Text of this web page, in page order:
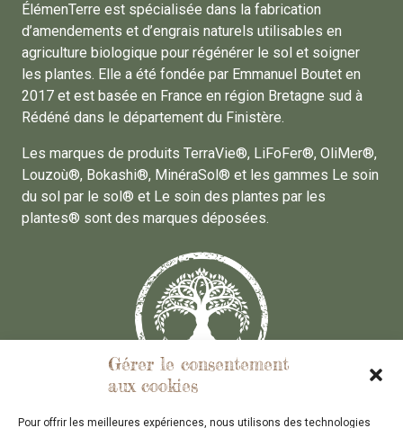
Gérer le consentement
aux cookies
Pour offrir les meilleures expériences, nous utilisons des technologies
ÉlémenTerre est spécialisée dans la fabrication
d’amendements et d’engrais naturels utilisables en
agriculture biologique pour régénérer le sol et soigner
les plantes. Elle a été fondée par Emmanuel Boutet en
2017 et est basée en France en région Bretagne sud à
Rédéné dans le département du Finistère.
Les marques de produits TerraVie®, LiFoFer®, OliMer®,
Louzoù®, Bokashi®, MinéraSol® et les gammes Le soin
du sol par le sol® et Le soin des plantes par les
plantes® sont des marques déposées.
Conditions Générales des Ventes